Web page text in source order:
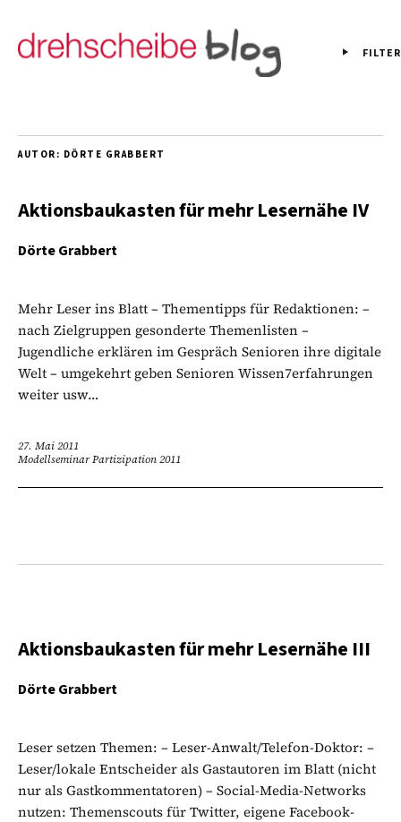
FILTER
AUTOR: DÖRTE GRABBERT
Aktionsbaukasten für mehr Lesernähe IV
Dörte Grabbert
Mehr Leser ins Blatt – Thementipps für Redaktionen: –
nach Zielgruppen gesonderte Themenlisten –
Jugendliche erklären im Gespräch Senioren ihre digitale
Welt – umgekehrt geben Senioren Wissen7erfahrungen
weiter usw…
27. Mai 2011
Modellseminar Partizipation 2011
Aktionsbaukasten für mehr Lesernähe III
Dörte Grabbert
Leser setzen Themen: – Leser-Anwalt/Telefon-Doktor: –
Leser/lokale Entscheider als Gastautoren im Blatt (nicht
nur als Gastkommentatoren) – Social-Media-Networks
nutzen: Themenscouts für Twitter, eigene Facebook-